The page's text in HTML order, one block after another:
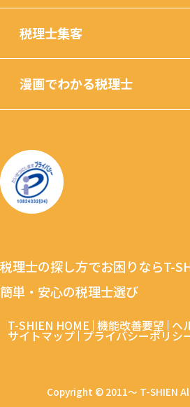
税理士集客
漫画でわかる税理士
税理士の探し方でお困りならT-
簡単・安心の税理士選び
T-SHIEN HOME 機能改善要望 ヘ
サイトマップ プライバシーポリシ
Copyright © 2011～ T-SHIEN